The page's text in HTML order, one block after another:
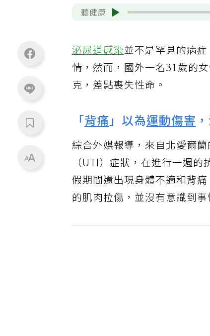
聽健康
泌尿道感染並不是罕見的病
情，然而，國外一名31歲的
克，差點喪失性命。
「背痛」以為運動傷害
綜合外媒報導，來自北愛爾
（UTI）症狀，在進行一週
假期間還出現身體不適和背
的肌肉拉傷，並沒有意識到事